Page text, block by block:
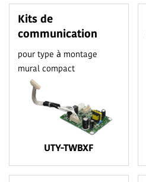
Kits de
communication
pour type à montage
mural compact
UTY-TWBXF